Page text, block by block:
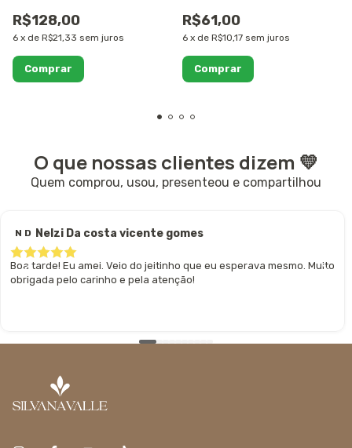
R$128,00
6 x de R$21,33 sem juros
R$61,00
6 x de R$10,17 sem juros
O que nossas clientes dizem 💛
Quem comprou, usou, presenteou e compartilhou
N D Nelzi Da costa vicente gomes
Boa tarde! Eu amei. Veio do jeitinho que eu esperava mesmo. Muito
obrigada pelo carinho e pela atenção!